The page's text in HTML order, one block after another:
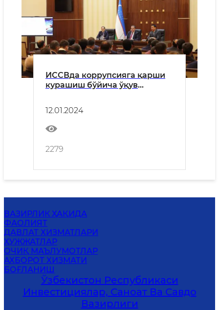
ИССВда коррупсияга қарши
курашиш бўйича ўқув
12.01.2024
2279
ВАЗИРЛИК ҲАҚИДА
ФАОЛИЯТ
ДАВЛАТ ХИЗМАТЛАРИ
ҲУЖЖАТЛАР
ОЧИҚ МАЪЛУМОТЛАР
АХБОРОТ ХИЗМАТИ
БОҒЛАНИШ
Ўзбекистон Республикаси
Инвестициялар, Саноат Ва Савдо
Вазирлиги